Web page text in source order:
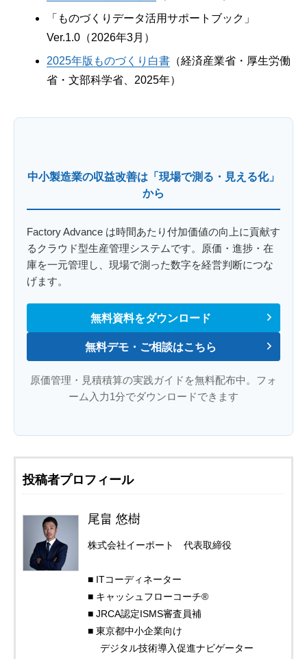
「ものづくりデータ活用サポートブック」
Ver.1.0（2026年3月）
2025年版ものづくり白書 （経済産業省・厚生労働
省・文部科学省、2025年）
中小製造業の収益改善は「現場で測る・見える化」
から
Factory Advance は時間あたり付加価値の向上に貢献す
るクラウド型生産管理システムです。原価・進捗・在
庫を一元管理し、現場で測った数字を経営判断につな
げます。
無料資料をダウンロード
無料デモ・ご相談はこちら
原価管理・見積積算の実践ガイドを無料配布中。フォ
ーム入力1分でダウンロードできます
投稿者プロフィール
尾畠 悠樹
株式会社イーポート 代表取締役
■ ITコーディネーター
■ キャッシュフローコーチ®
■ JRCA認定ISMS審査員補
■ 東京都中小企業向け
デジタル技術導入促進ナビゲーター